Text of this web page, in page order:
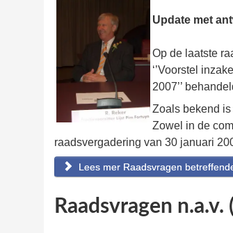
Update met
Op de laatste
‘’Voorstel
2007’’
Zoals bekend
Zowel in de
raadsvergadering van 30 januari
Lees mer Raadsvragen
Raadsvragen